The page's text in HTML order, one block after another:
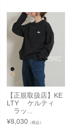
【正規取扱店】KE
LTY ケルティ
ラッ...
¥8,030 （税込）